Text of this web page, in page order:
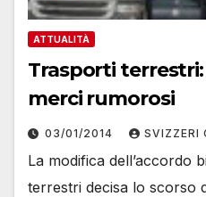
ATTUALITÀ
Trasporti
merci rumorosi
03/01/2014 SVIZZERI
La modifica dell’accordo
terrestri decisa lo scorso